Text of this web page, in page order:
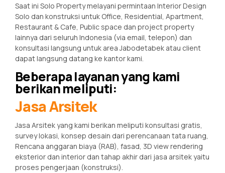
Saat ini Solo Property melayani permintaan Interior Design
Solo dan konstruksi untuk Office, Residential, Apartment,
Restaurant & Cafe, Public space dan project property
lainnya dari seluruh Indonesia (via email, telepon) dan
konsultasi langsung untuk area Jabodetabek atau client
dapat langsung datang ke kantor kami.
Beberapa layanan yang kami
berikan meliputi:
Jasa Arsitek
Jasa Arsitek yang kami berikan meliputi konsultasi gratis,
survey lokasi, konsep desain dari perencanaan tata ruang,
Rencana anggaran biaya (RAB), fasad, 3D view rendering
eksterior dan interior dan tahap akhir dari jasa arsitek yaitu
proses pengerjaan (konstruksi).